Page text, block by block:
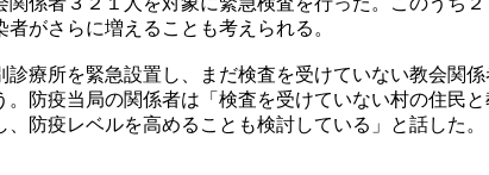
がさらに増えることも考えられる。
療所を緊急設置し、まだ検査を受けていない教会関
防疫当局の関係者は「検査を受けていない村の住民
防疫レベルを高めることも検討している」と話した。